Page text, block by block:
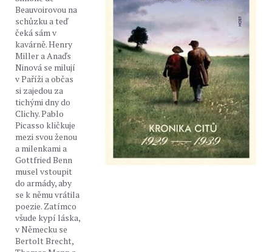
Beauvoirovou na
schůzku a teď
čeká sám v
kavárně. Henry
Miller a Anaďs
Ninová se milují
v Paříži a občas
si zajedou za
tichými dny do
Clichy. Pablo
Picasso kličkuje
mezi svou ženou
a milenkami a
Gottfried Benn
musel vstoupit
do armády, aby
se k němu vrátila
poezie. Zatímco
všude kypí láska,
v Německu se
Bertolt Brecht,